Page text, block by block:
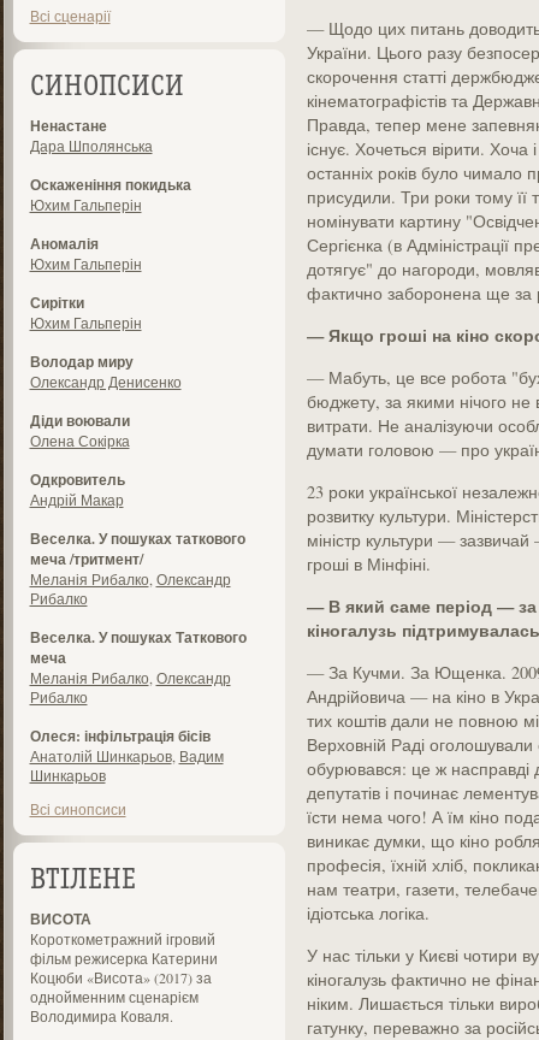
Всі сценарії
СИНОПСИСИ
Ненастане
Дара Шполянська
Оскаженіння покидька
Юхим Гальперін
Аномалія
Юхим Гальперін
Сирітки
Юхим Гальперін
Володар миру
Олександр Денисенко
Діди воювали
Олена Сокірка
Одкровитель
Андрій Макар
Веселка. У пошуках таткового
меча /тритмент/
Меланія Рибалко Олександр
Рибалко
Веселка. У пошуках Таткового
меча
Меланія Рибалко Олександр
Рибалко
Олеся: інфільтрація бісів
Анатолій Шинкарьов, Вадим
Шинкарьов
Всі синопсиси
ВТІЛЕНЕ
ВИСОТА
Короткометражний ігровий
фільм режисерка Катерини
Коцюби «Висота» (2017) за
однойменним сценарієм
Володимира Коваля.
— Щодо цих питань
України. Цього разу
скорочення статті
кінематографістів та
Правда, тепер мене
існує. Хочеться вірити.
останніх років було чимало
присудили. Три роки тому її
номінувати картину
Сергієнка (в Адміністрації
дотягує" до нагороди,
фактично заборонена ще за
— Якщо гроші на кіно
— Мабуть, це все робота
бюджету, за якими нічого
витрати. Не аналізуючи
думати головою — про
23 роки української
розвитку культури.
міністр культури —
гроші в Мінфіні.
— В який саме період — за
кіногалузь
— За Кучми. За Ющенка.
Андрійовича — на кіно в
тих коштів дали не повною
Верховній Раді оголошували
обурювався: це ж насправді
депутатів і починає
їсти нема чого! А їм кіно
виникає думки, що кіно
професія, їхній хліб,
нам театри, газети,
ідіотська логіка.
У нас тільки у Києві чотири
кіногалузь фактично не
ніким. Лишається тільки
гатунку, переважно за